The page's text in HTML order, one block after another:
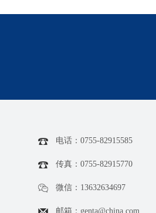
电话：0755-82915585
传真：0755-82915770
微信：13632634697
邮箱：genta@china.com